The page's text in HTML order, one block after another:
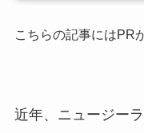
こちらの記事にはPR
近年、ニュージー